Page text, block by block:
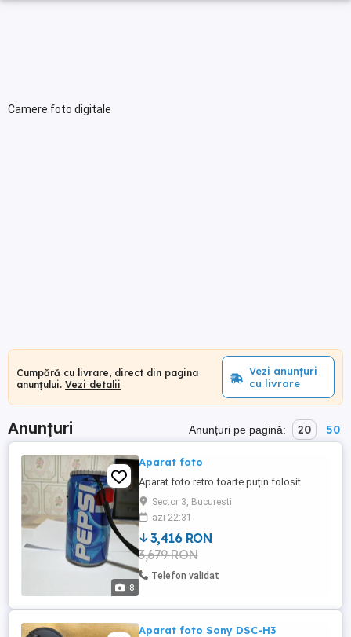
Camere foto digitale
Cumpără cu livrare, direct din pagina
anunțului. Vezi detalii
Vezi anunțuri
cu livrare
Anunțuri Anunțuri pe pagină: 20 50
8
Aparat foto
Aparat foto retro foarte puțin folosit
Sector 3, Bucuresti
azi 22:31
3,416 RON
3,679 RON
Telefon validat
Aparat foto Sony DSC-H3